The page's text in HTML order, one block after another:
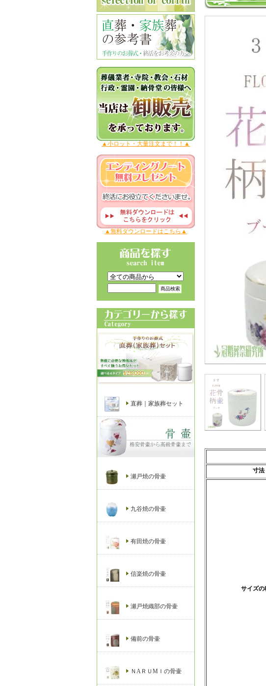
▲小ロット・大量注文まで！！▲
▲無料ダウンロードはこちら▲
直葬｜家族葬セット
瀬戸焼の骨壷
九谷焼の骨壷
有田焼の骨壷
信楽焼の骨壷
瀬戸焼織部の骨壷
備前の骨壷
ＮAＲＵМＩの骨壷
寸法
サイズの